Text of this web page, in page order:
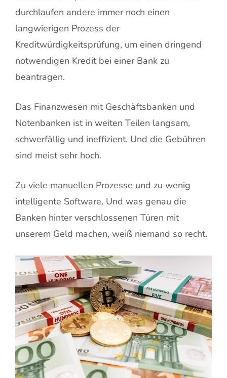
durchlaufen andere immer noch einen
langwierigen Prozess der
Kreditwürdigkeitsprüfung, um einen dringend
notwendigen Kredit bei einer Bank zu
beantragen.
Das Finanzwesen mit Geschäftsbanken und
Notenbanken ist in weiten Teilen langsam,
schwerfällig und ineffizient. Und die Gebühren
sind meist sehr hoch.
Zu viele manuellen Prozesse und zu wenig
intelligente Software. Und was genau die
Banken hinter verschlossenen Türen mit
unserem Geld machen, weiß niemand so recht.